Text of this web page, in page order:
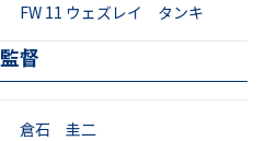
FW 11 ウェズレイ タンキ
監督
倉石 圭二